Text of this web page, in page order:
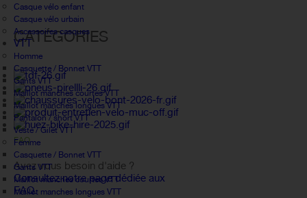
Casque vélo enfant
Casque vélo urbain
Accessoires casques
VTT
Homme
Casquette / Bonnet VTT
Gants VTT
Maillot manches courtes VTT
Maillot manches longues VTT
Pantalon / short VTT
Veste / Gilet VTT
Femme
Casquette / Bonnet VTT
Gants VTT
Maillot manches courtes VTT
Maillot manches longues VTT
CATÉGORIES
FAQ
Avez vous besoin d'aide ?
Consultez notre page dédiée aux
FAQ.